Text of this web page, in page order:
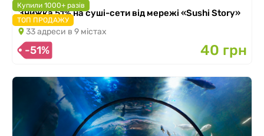
Купили 1000+ разів
ТОП ПРОДАЖУ
Знижка 51% на суші-сети від мережі «Sushi Story»
33 адреси в 9 містах
-51% 40 грн